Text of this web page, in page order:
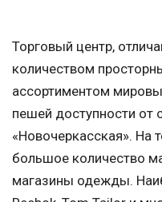
Торговый центр,
количеством
ассортиментом
пешей доступности от
«Новочеркасская». На
большое количество
магазины одежды.